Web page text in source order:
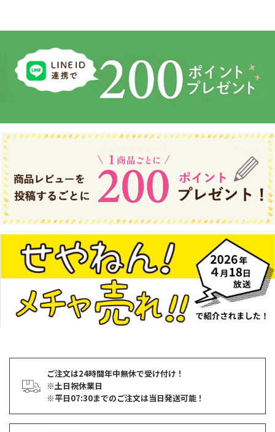
ご注文は24時間年中無休で受け付け！
※土日祝休業日
※平日07:30までのご注文は当日発送可能！